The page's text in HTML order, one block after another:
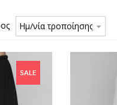
Ημ/νία τροποίησης
€